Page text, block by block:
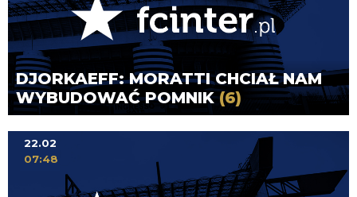
DJORKAEFF: MORATTI CHCIAŁ NAM
WYBUDOWAĆ POMNIK(6)
22.02
07:48